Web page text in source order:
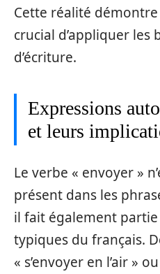
Cette réalité
crucial d’appliquer les
d’écriture.
Expressions
et leurs
Le verbe « envoyer »
présent dans les
il fait également partie
typiques du français.
« s’envoyer en l’air »